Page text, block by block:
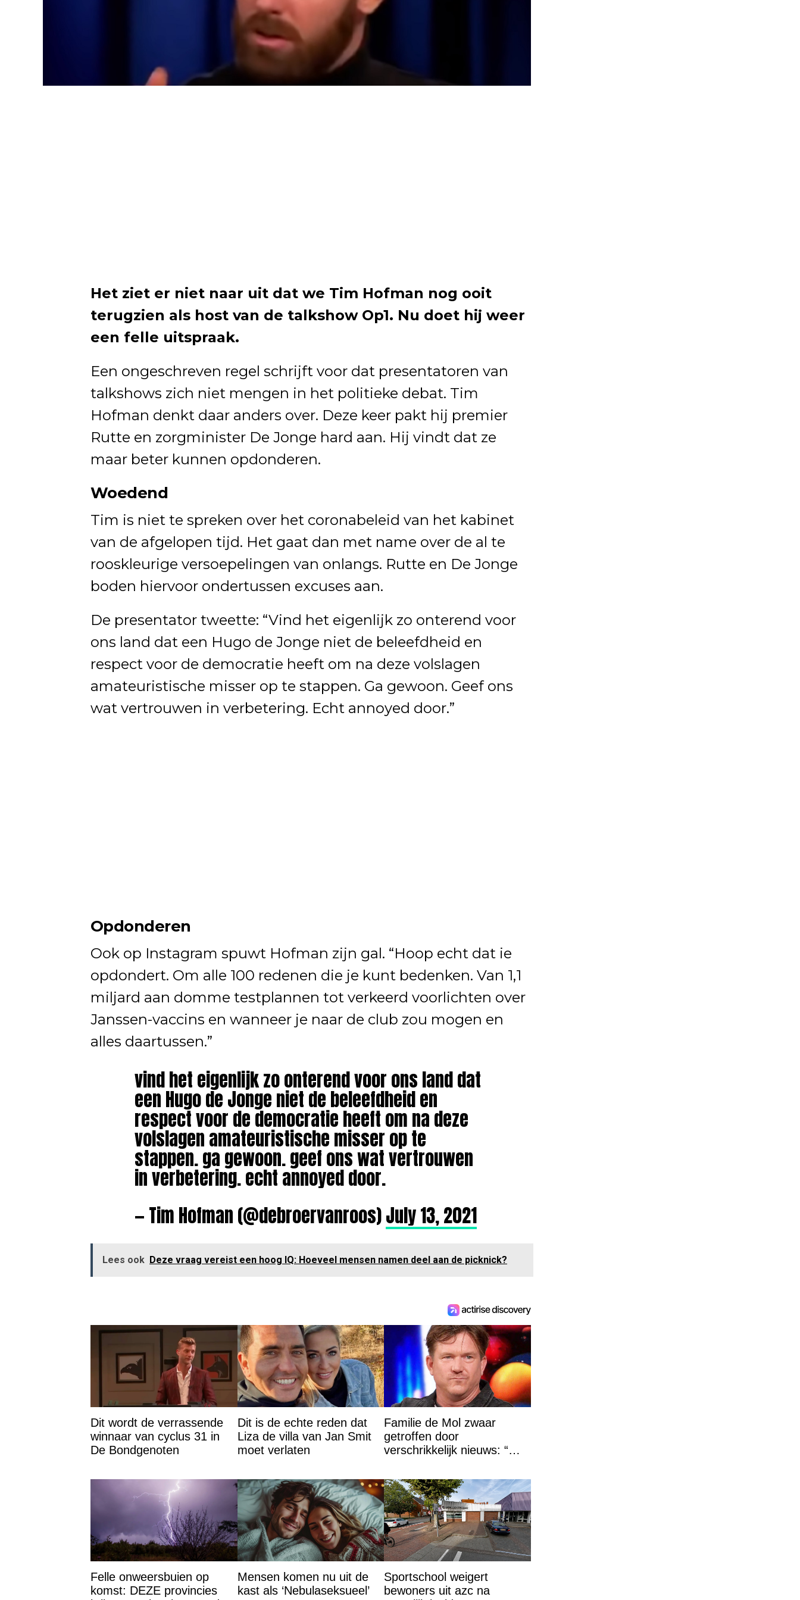
Het ziet er niet naar uit dat we Tim Hofman nog ooit
terugzien als host van de talkshow Op1. Nu doet hij weer
een felle uitspraak.
Een ongeschreven regel schrijft voor dat presentatoren van
talkshows zich niet mengen in het politieke debat. Tim
Hofman denkt daar anders over. Deze keer pakt hij premier
Rutte en zorgminister De Jonge hard aan. Hij vindt dat ze
maar beter kunnen opdonderen.
Woedend
Tim is niet te spreken over het coronabeleid van het kabinet
van de afgelopen tijd. Het gaat dan met name over de al te
rooskleurige versoepelingen van onlangs. Rutte en De Jonge
boden hiervoor ondertussen excuses aan.
De presentator tweette: “Vind het eigenlijk zo onterend voor
ons land dat een Hugo de Jonge niet de beleefdheid en
respect voor de democratie heeft om na deze volslagen
amateuristische misser op te stappen. Ga gewoon. Geef ons
wat vertrouwen in verbetering. Echt annoyed door.”
Opdonderen
Ook op Instagram spuwt Hofman zijn gal. “Hoop echt dat ie
opdondert. Om alle 100 redenen die je kunt bedenken. Van 1,1
miljard aan domme testplannen tot verkeerd voorlichten over
Janssen-vaccins en wanneer je naar de club zou mogen en
alles daartussen.”
vind het eigenlijk zo onterend voor ons land dat
een Hugo de Jonge niet de beleefdheid en
respect voor de democratie heeft om na deze
volslagen amateuristische misser op te
stappen. ga gewoon. geef ons wat vertrouwen
in verbetering. echt annoyed door.
— Tim Hofman (@debroervanroos)July 13, 2021
Lees ook Deze vraag vereist een hoog IQ: Hoeveel mensen namen deel aan de picknick?
Dit wordt de verrassende
winnaar van cyclus 31 in
De Bondgenoten
Dit is de echte reden dat
Liza de villa van Jan Smit
moet verlaten
Familie de Mol zwaar
getroffen door
verschrikkelijk nieuws: “We
Felle onweersbuien op
komst: DEZE provincies
Mensen komen nu uit de
kast als ‘Nebulaseksueel’
Sportschool weigert
bewoners uit azc na